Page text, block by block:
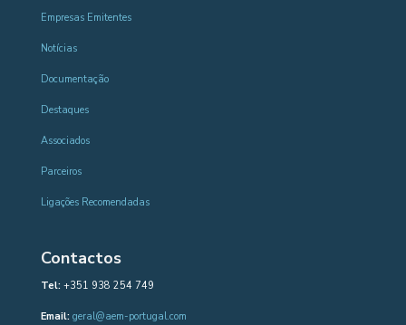
Empresas Emitentes
Notícias
Documentação
Destaques
Associados
Parceiros
Ligações Recomendadas
Contactos
Tel:+351 938 254 749
Email: geral@aem-portugal.com